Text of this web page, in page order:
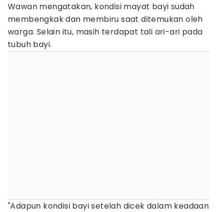
Wawan mengatakan, kondisi mayat bayi sudah
membengkak dan membiru saat ditemukan oleh
warga. Selain itu, masih terdapat tali ari-ari pada
tubuh bayi.
"Adapun kondisi bayi setelah dicek dalam keadaan